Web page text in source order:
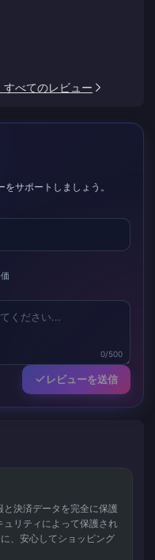
べてのレビュー
サポートしましょう。
0/500
レビューを送信
決済データを完全に保護
リティによって保護され
、安心してショッピング